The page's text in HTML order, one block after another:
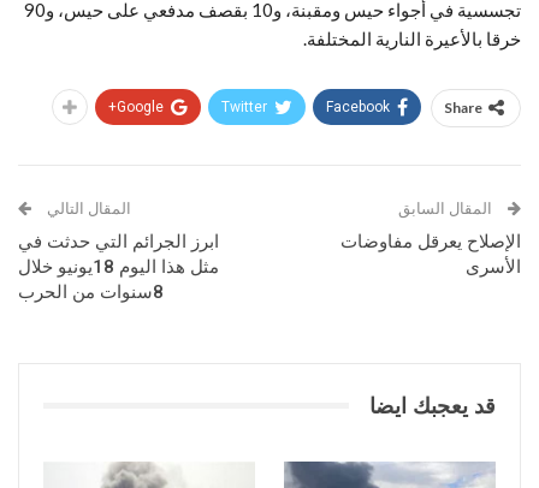
تجسسية في أجواء حيس ومقبنة، و10 بقصف مدفعي على حيس، و90
خرقا بالأعيرة النارية المختلفة.
Share
Facebook
Twitter
Google+
المقال السابق
الإصلاح يعرقل مفاوضات
الأسرى
المقال التالي
ابرز الجرائم التي حدثت في
مثل هذا اليوم 18يونيو خلال
8سنوات من الحرب
قد يعجبك ايضا